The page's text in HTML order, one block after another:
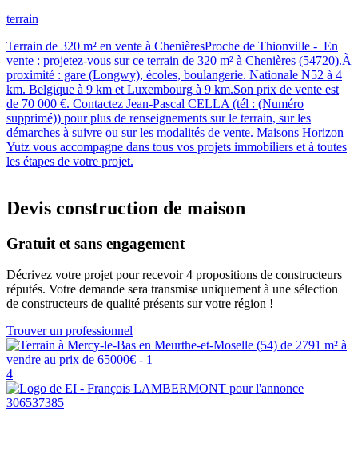
terrain
Terrain de 320 m² en vente à ChenièresProche de Thionville - En
vente : projetez-vous sur ce terrain de 320 m² à Chenières (54720).À
proximité : gare (Longwy), écoles, boulangerie. Nationale N52 à 4
km. Belgique à 9 km et Luxembourg à 9 km.Son prix de vente est
de 70 000 €. Contactez Jean-Pascal CELLA (tél : (Numéro
supprimé)) pour plus de renseignements sur le terrain, sur les
démarches à suivre ou sur les modalités de vente. Maisons Horizon
Yutz vous accompagne dans tous vos projets immobiliers et à toutes
les étapes de votre projet.
Devis construction de maison
Gratuit et sans engagement
Décrivez votre projet pour recevoir 4 propositions de constructeurs
réputés. Votre demande sera transmise uniquement à une sélection
de constructeurs de qualité présents sur votre région !
Trouver un professionnel
4